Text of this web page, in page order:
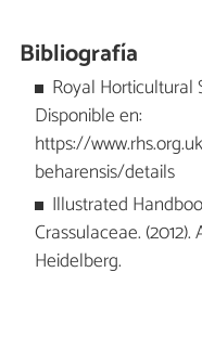
Bibliografía
Royal Horticultural
Disponible en:
https://
beharensis/details
Illustrated
Crassulaceae.
Heidelberg.